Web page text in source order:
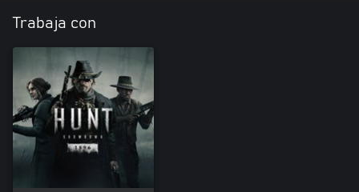
Trabaja con